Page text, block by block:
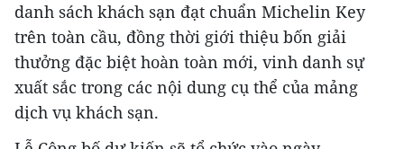
danh sách khách sạn đạt chuẩn Michelin Key
trên toàn cầu, đồng thời giới thiệu bốn giải
thưởng đặc biệt hoàn toàn mới, vinh danh sự
xuất sắc trong các nội dung cụ thể của mảng
dịch vụ khách sạn.